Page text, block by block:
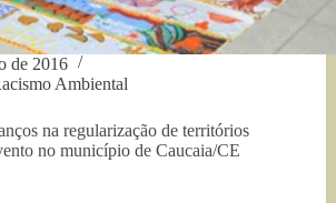
de 2016
Ambiental
na regularização de territórios
no município de Caucaia/CE